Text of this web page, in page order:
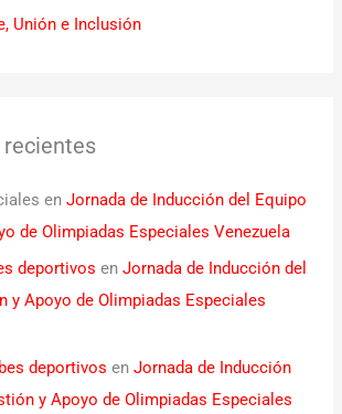
Unión e Inclusión
enJornada de Inducción del Equipo
de Olimpiadas Especiales Venezuela
deportivos enJornada de Inducción del
y Apoyo de Olimpiadas Especiales
deportivos enJornada de Inducción
y Apoyo de Olimpiadas Especiales